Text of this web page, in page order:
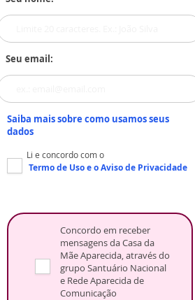
Seu email:
Saiba mais sobre como usamos seus
dados
Li e concordo com o
Termo de Usoe oAviso de Privacidade
Concordo em receber
mensagens da Casa da
Mãe Aparecida, através do
grupo Santuário Nacional
e Rede Aparecida de
Comunicação